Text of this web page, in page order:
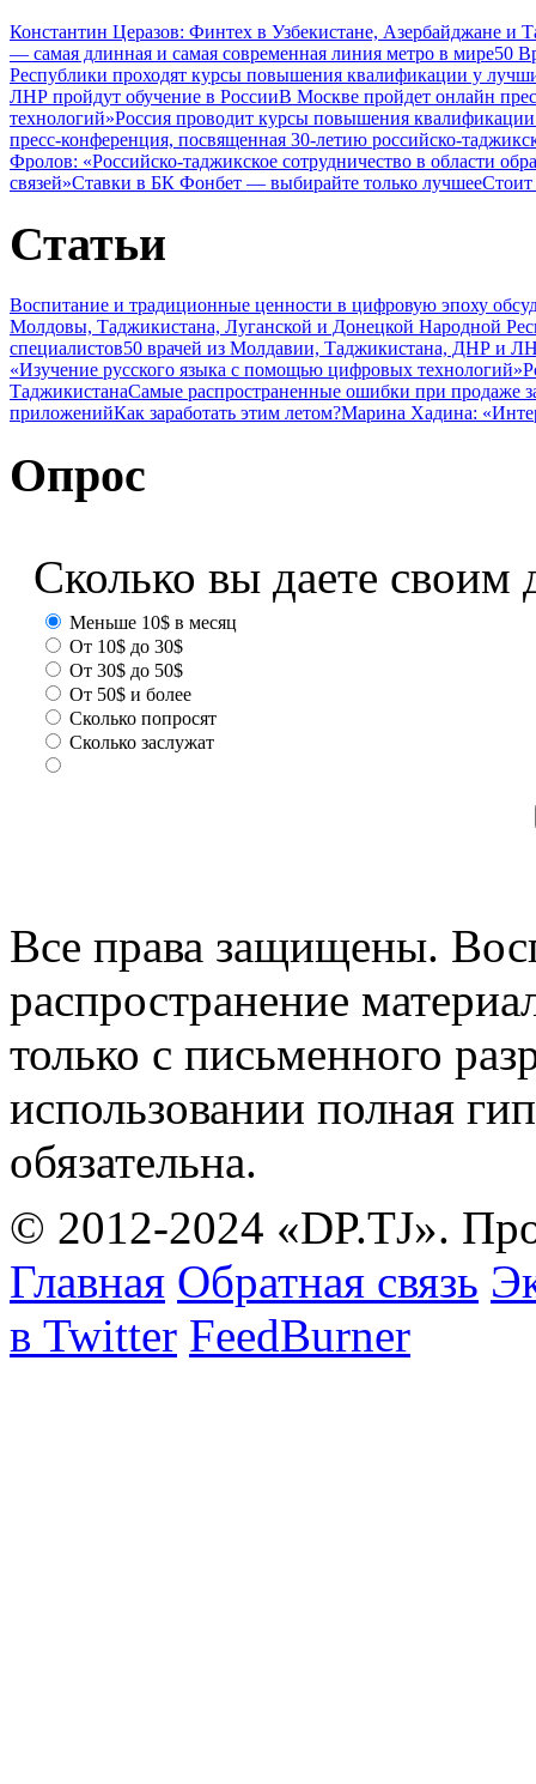
Константин Церазов: Финтех в Узбекистане, Азербайджане
— самая длинная и самая современная линия метро в мире50
Республики проходят курсы повышения квалификации у
ЛНР пройдут обучение в РоссииВ Москве пройдет онлайн
технологий»Россия проводит курсы повышения квалификации
пресс-конференция, посвященная 30-летию российско-
Фролов: «Российско-таджикское сотрудничество в области
связей»Ставки в БК Фонбет — выбирайте только лучшееСтоит
Статьи
Воспитание и традиционные ценности в цифровую эпоху
Молдовы, Таджикистана, Луганской и Донецкой Народной
специалистов50 врачей из Молдавии, Таджикистана, ДНР и
«Изучение русского языка с помощью цифровых технологий»
ТаджикистанаСамые распространенные ошибки при продаже
приложенийКак заработать этим летом?Марина Хадина:
Опрос
Сколько вы даете своим
Меньше 10$ в месяц
От 10$ до 30$
От 30$ до 50$
От 50$ и более
Сколько попросят
Сколько заслужат
Все права защищены.
распространение
только с письменного
использовании полная
обязательна.
© 2012-2024 «DP.TJ».
Главная Обратная связь
в Twitter FeedBurner